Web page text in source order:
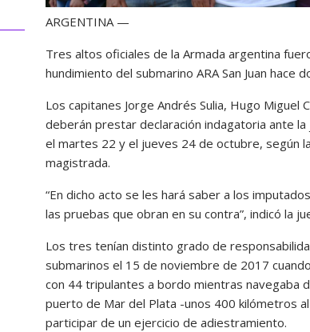
ARGENTINA —
Tres altos oficiales de la Armada argentina
hundimiento del submarino ARA San Juan hace
Los capitanes Jorge Andrés Sulia, Hugo Miguel
deberán prestar declaración indagatoria ante
el martes 22 y el jueves 24 de octubre, según
magistrada.
“En dicho acto se les hará saber a los
las pruebas que obran en su contra”, indicó la
Los tres tenían distinto grado de
submarinos el 15 de noviembre de 2017
con 44 tripulantes a bordo mientras navegaba
puerto de Mar del Plata -unos 400 kilómetros
participar de un ejercicio de adiestramiento.